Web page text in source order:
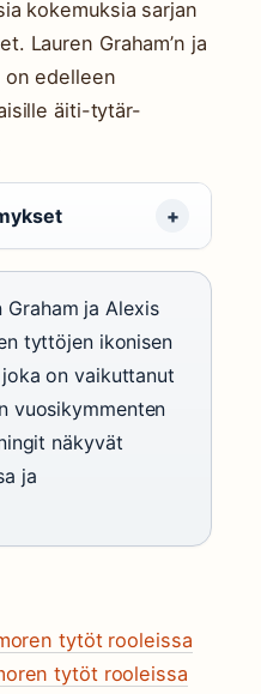
kokemuksia sarjan
Lauren Graham’n ja
on edelleen
äiti-tytär-
Graham ja Alexis
tyttöjen ikonisen
on vaikuttanut
vuosikymmenten
näkyvät
ja
tytöt rooleissa
tytöt rooleissa